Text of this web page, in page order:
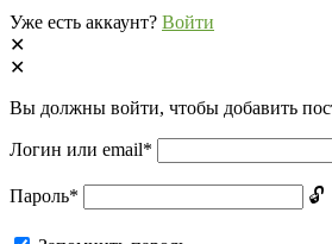
Уже есть аккаунт? Войти
Вы должны войти, чтобы добавить
Логин или email*
Пароль*